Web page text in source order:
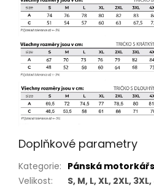
Doplňkové parametry
Kategorie: Pánská
Velikost:
S, M, L, XL, 2XL,